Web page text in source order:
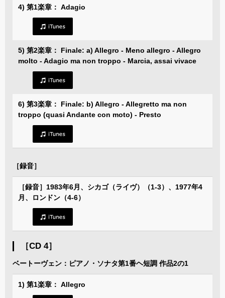
4) 第1楽章： Adagio
5) 第2楽章： Finale: a) Allegro - Meno allegro - Allegro
molto - Adagio ma non troppo - Marcia, assai vivace
6) 第3楽章： Finale: b) Allegro - Allegretto ma non
troppo (quasi Andante con moto) - Presto
［録音］
［録音］1983年6月、シカゴ（ライヴ）（1-3）、1977年4
月、ロンドン（4-6）
［CD 4］
ベートーヴェン：ピアノ・ソナタ第1番ヘ短調 作品2の1
1) 第1楽章： Allegro